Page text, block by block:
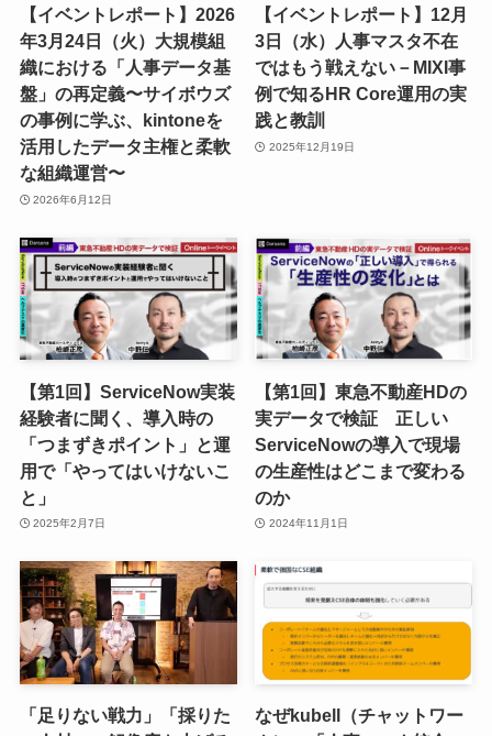
【イベントレポート】2026
年3月24日（火）大規模組
織における「人事データ基
盤」の再定義〜サイボウズ
の事例に学ぶ、kintoneを
活用したデータ主権と柔軟
な組織運営〜
2026年6月12日
【イベントレポート】12月
3日（水）人事マスタ不在
ではもう戦えない－MIXI事
例で知るHR Core運用の実
践と教訓
2025年12月19日
【第1回】ServiceNow実装
経験者に聞く、導入時の
「つまずきポイント」と運
用で「やってはいけないこ
と」
2025年2月7日
【第1回】東急不動産HDの
実データで検証 正しい
ServiceNowの導入で現場
の生産性はどこまで変わる
のか
2024年11月1日
「足りない戦力」「採りた
なぜkubell（チャットワー